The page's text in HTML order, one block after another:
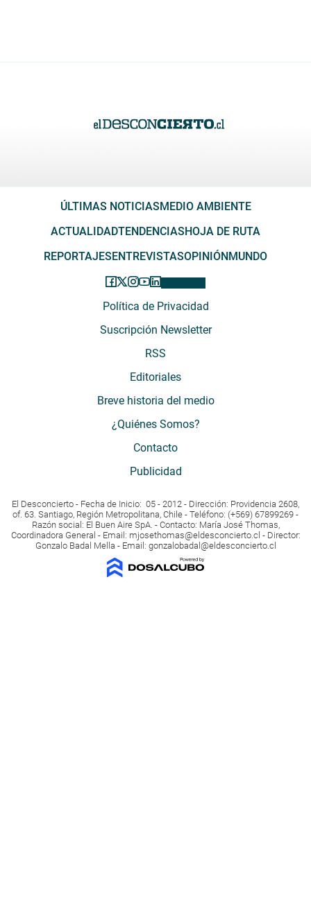
ÚLTIMAS NOTICIASMEDIO AMBIENTE
ACTUALIDADTENDENCIASHOJA DE RUTA
REPORTAJESENTREVISTASOPINIÓNMUNDO
Política de Privacidad
Suscripción Newsletter
RSS
Editoriales
Breve historia del medio
¿Quiénes Somos?
Contacto
Publicidad
El Desconcierto - Fecha de Inicio: 05 - 2012 - Dirección: Providencia 2608,
of. 63. Santiago, Región Metropolitana, Chile - Teléfono: (+569) 67899269 -
Razón social: El Buen Aire SpA. - Contacto: María José Thomas,
Coordinadora General - Email: mjosethomas@eldesconcierto.cl - Director:
Gonzalo Badal Mella - Email: gonzalobadal@eldesconcierto.cl